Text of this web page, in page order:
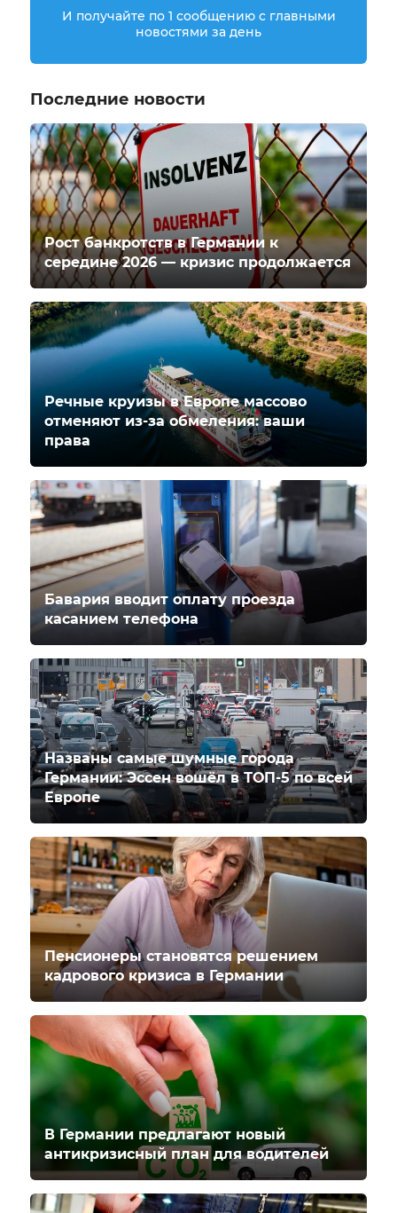
И получайте по 1 сообщению с главными
новостями за день
Последние новости
Рост банкротств в Германии к
середине 2026 — кризис продолжается
Речные круизы в Европе массово
отменяют из-за обмеления: ваши
права
Бавария вводит оплату проезда
касанием телефона
Названы самые шумные города
Германии: Эссен вошёл в ТОП-5 по всей
Европе
Пенсионеры становятся решением
кадрового кризиса в Германии
В Германии предлагают новый
антикризисный план для водителей